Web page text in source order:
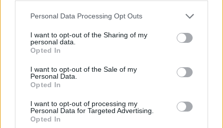
negar su consentimiento. Tenga en cuenta que algún
de su consentimiento, pero usted tiene el derecho de
rechazar tal procesamiento. Sus preferencias se aplicarán
cualquier momento entrando de nuevo en este sitio web o
visitando nuestra política de privacidad.
Personal Data Processing Opt Outs
I want to opt-out of the Sharing of my
personal data.
Opted In
I want to opt-out of the Sale of my
Personal Data.
Opted In
I want to opt-out of processing my
Personal Data for Targeted Advertising.
Opted In